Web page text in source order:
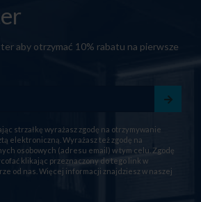
aby otrzymać 10% rabatu na pierwsze
strzałkę wyrażasz zgodę na otrzymywanie
elektroniczną. Wyrażasz też zgodę na
osobowych (adresu email) w tym celu. Zgodę
klikając przeznaczony do tego link w
od nas. Więcej informacji znajdziesz w naszej